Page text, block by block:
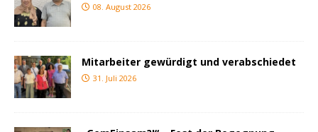
08. August 2026
Mitarbeiter gewürdigt und verabschiedet
31. Juli 2026